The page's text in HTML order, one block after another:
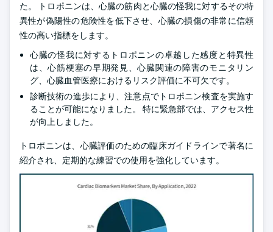
た。 トロポニンは、心臓の筋肉と心臓の怪我に対するその特
異性が偽陽性の危険性を低下させ、心臓の損傷の非常に信頼
性の高い指標をします。
心臓の怪我に対するトロポニンの卓越した感度と特異性
は、心筋梗塞の早期発見、心臓関連の障害のモニタリン
グ、心臓血管医療におけるリスク評価に不可欠です。
診断技術の進歩により、注意点でトロポニン検査を実施す
ることが可能になりました。 特に緊急部では、アクセス性
が向上しました。
トロポニンは、心臓評価のための臨床ガイドラインで著名に
紹介され、定期的な練習での使用を強化しています。